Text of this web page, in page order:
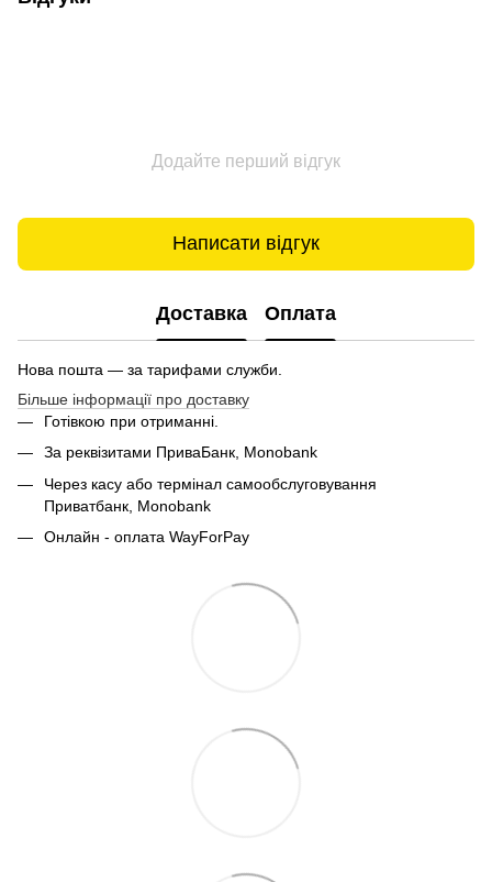
Додайте перший відгук
Написати відгук
Доставка Оплата
Нова пошта — за тарифами служби.
Більше інформації про доставку
Готівкою при отриманні.
За реквізитами ПриваБанк, Monobank
Через касу або термінал самообслуговування
Приватбанк, Monobank
Онлайн - оплата WayForPay